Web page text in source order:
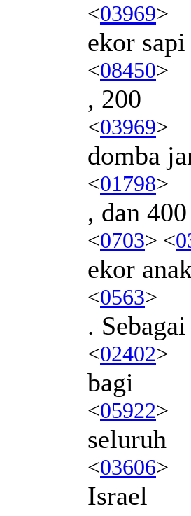
<03969>
ekor
<08450>
, 200
<03969>
domba
<01798>
, dan 400
<0703> <
ekor
<0563>
.
<02402>
bagi
<05922>
seluruh
<03606>
Israel